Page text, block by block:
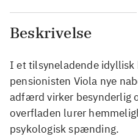
Beskrivelse
I et tilsyneladende
pensionisten Viola nye
adfærd virker besynderlig
overfladen lurer
psykologisk spænding.